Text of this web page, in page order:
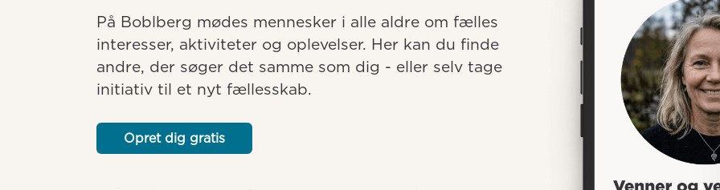
På Boblberg mødes mennesker i alle aldre om fælles
interesser, aktiviteter og oplevelser. Her kan du finde
andre, der søger det samme som dig - eller selv tage
initiativ til et nyt fællesskab.
Opret dig gratis